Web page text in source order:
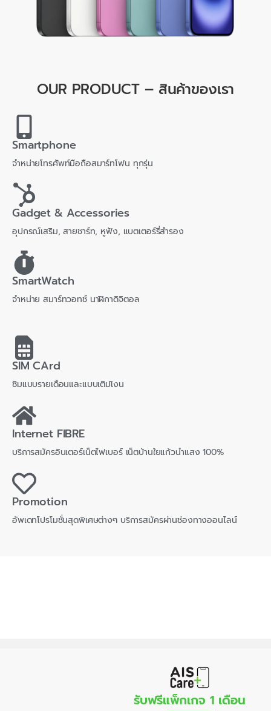
OUR PRODUCT – สินค้าของเรา
Smartphone
จำหน่ายโทรศัพท์มือถือสมาร์ทโฟน ทุกรุ่น
Gadget & Accessories
อุปกรณ์เสริม, สายชาร์ท, หูฟัง, แบตเตอร์รี่สำรอง
SmartWatch
จำหน่าย สมาร์ทวอทช์ นาฬิกาดิจิตอล
SIM CArd
ซิมแบบรายเดือนและแบบเติมเิงน
Internet FIBRE
บริการสมัครอินเตอร์เน็ตไฟเบอร์ เน็ตบ้านใยแก้วนำแสง 100%
Promotion
อัพเดทโปรโมชั่นสุดพิเศษต่างๆ บริการสมัครผ่านช่องทางออนไลน์
รับฟรีแพ็กเกจ 1 เดือน